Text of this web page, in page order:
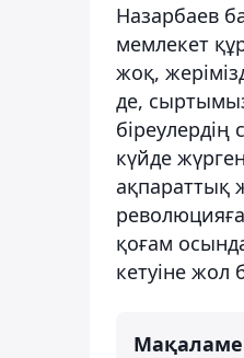
Назарбаев
мемлекет
жоқ,
де,
күйде
ақпараттық
қоғам
кетуіне жол